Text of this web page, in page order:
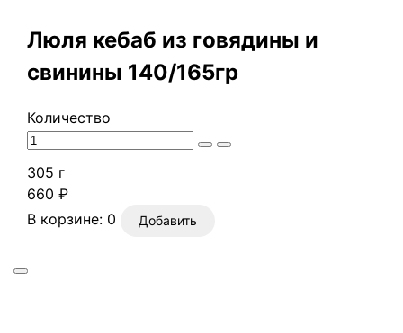
Люля кебаб из говядины и
свинины 140/165гр
Количество
305 г
660 ₽
В корзине: 0 Добавить